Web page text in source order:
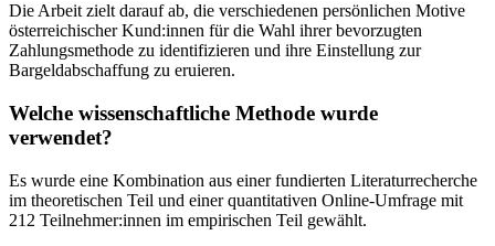
Die Arbeit zielt darauf ab, die verschiedenen persönlichen Motive
österreichischer Kund:innen für die Wahl ihrer bevorzugten
Zahlungsmethode zu identifizieren und ihre Einstellung zur
Bargeldabschaffung zu eruieren.
Welche wissenschaftliche Methode wurde
verwendet?
Es wurde eine Kombination aus einer fundierten Literaturrecherche
im theoretischen Teil und einer quantitativen Online-Umfrage mit
212 Teilnehmer:innen im empirischen Teil gewählt.